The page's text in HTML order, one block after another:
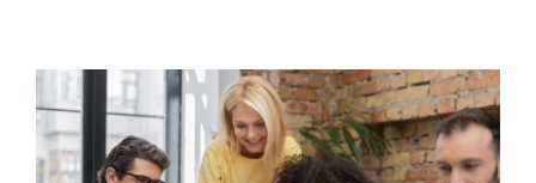
Larger
Image